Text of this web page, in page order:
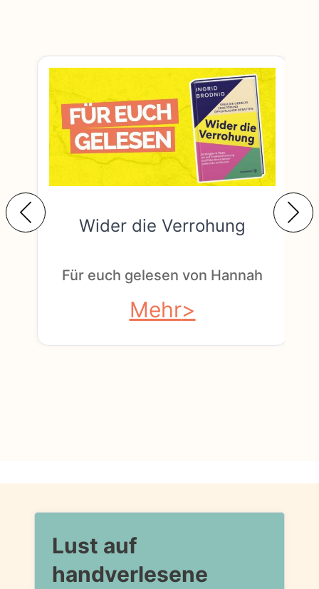
Wider die Verrohung
Für euch gelesen von Hannah
Mehr
Lust auf
handverlesene